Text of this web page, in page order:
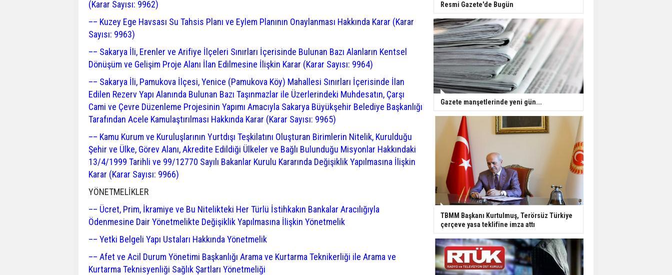
(Karar Sayısı: 9962)
–– Kuzey Ege Havsası Su Tahsis Planı ve Eylem Planının Onaylanması Hakkında Karar (Karar
Sayısı: 9963)
–– Sakarya İli, Erenler ve Arifiye İlçeleri Sınırları İçerisinde Bulunan Bazı Alanların Kentsel
Dönüşüm ve Gelişim Proje Alanı İlan Edilmesine İlişkin Karar (Karar Sayısı: 9964)
–– Sakarya İli, Pamukova İlçesi, Yenice (Pamukova Köy) Mahallesi Sınırları İçerisinde İlan
Edilen Rezerv Yapı Alanında Bulunan Bazı Taşınmazlar ile Üzerlerindeki Muhdesatın, Çarşı
Cami ve Çevre Düzenleme Projesinin Yapımı Amacıyla Sakarya Büyükşehir Belediye Başkanlığı
Tarafından Acele Kamulaştırılması Hakkında Karar (Karar Sayısı: 9965)
–– Kamu Kurum ve Kuruluşlarının Yurtdışı Teşkilatını Oluşturan Birimlerin Nitelik, Kurulduğu
Şehir ve Ülke, Görev Alanı, Akredite Edildiği Ülkeler ve Bağlı Bulunduğu Misyonlar Hakkındaki
13/4/1999 Tarihli ve 99/12770 Sayılı Bakanlar Kurulu Kararında Değişiklik Yapılmasına İlişkin
Karar (Karar Sayısı: 9966)
YÖNETMELİKLER
–– Ücret, Prim, İkramiye ve Bu Nitelikteki Her Türlü İstihkakın Bankalar Aracılığıyla
Ödenmesine Dair Yönetmelikte Değişiklik Yapılmasına İlişkin Yönetmelik
–– Yetki Belgeli Yapı Ustaları Hakkında Yönetmelik
–– Afet ve Acil Durum Yönetimi Başkanlığı Arama ve Kurtarma Teknikerliği ile Arama ve
Kurtarma Teknisyenliği Sağlık Şartları Yönetmeliği
Gazze'deki Sağlık
Bakanlığı duyurdu:
Vahşetin pençesinde 2
salgın vaka tespit edildi
Resmi Gazete'de Bugün
Gazete manşetlerinde yeni gün...
TBMM Başkanı Kurtulmuş, Terörsüz Türkiye
çerçeve yasa teklifine imza attı